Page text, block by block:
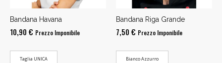
Bandana Havana
10,90 € Prezzo Imponibile
Taglia UNICA
Bandana Riga Grande
7,50 € Prezzo Imponibile
Bianco Azzurro